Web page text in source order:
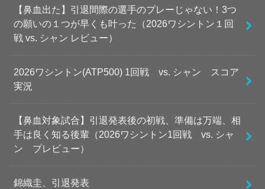
【鼻血出た】引退間際の選手のプレーじゃない！3つ
の願いの１つが早くも叶った（2026ワシントン１回
戦 vs. シャン レビュー）
2026ワシントン(ATP500) 1回戦 vs. シャン スコア
実況
【鼻血対象試合】引退発表後の初戦、準備は万端、相
手は良く知る後輩（2026ワシントン1回戦 vs. シャ
ン プレビュー）
錦織圭、引退発表